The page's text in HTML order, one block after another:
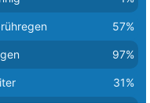
heiter 66%
sonnig 12%
sonnig 2%
37%
57%
97%
31%